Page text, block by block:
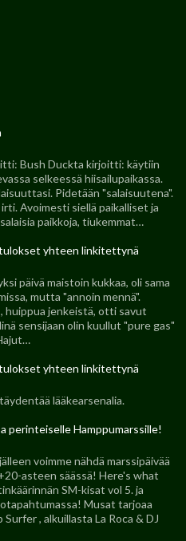
Bush Duckta kirjoitti: käytiin
selkeessä hiisailupaikassa.
Pidetään "salaisuutena".
Avoimesti siellä paikalliset ja
paikkoja, tiukemmat…
yhteen linkitettynä
päivä maistoin kukkaa, oli sama
mutta "annoin mennä".
huippua jenkeistä, otti savut
sensijaan olin kuullut "pure gas"
yhteen linkitettynä
lääkearsenalia.
perinteiselle Hamppumarssille!
voimme nähdä marssipäivää
asteen säässä! Here's what
SM-kisat vol 5. ja
Musat tarjoaa
, alkuillasta La Roca & DJ